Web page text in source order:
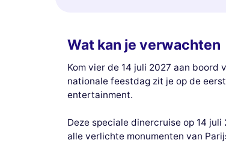
Wat kan je verwachten
Kom vier de 14 juli 2027 aan boord
nationale feestdag zit je op de
entertainment.
Deze speciale dinercruise op 14
alle verlichte monumenten van